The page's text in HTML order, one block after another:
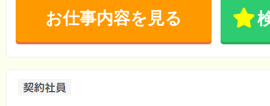
お仕事内容を見る